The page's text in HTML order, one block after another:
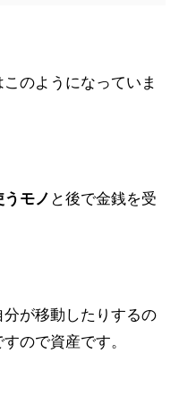
このようになっていま
モノ と後で金銭を受
が移動したりするの
ので資産です。